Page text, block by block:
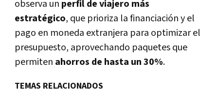
observa un perfil de viajero más
estratégico, que prioriza la financiación y el
pago en moneda extranjera para optimizar el
presupuesto, aprovechando paquetes que
permiten ahorros de hasta un 30%.
TEMAS RELACIONADOS